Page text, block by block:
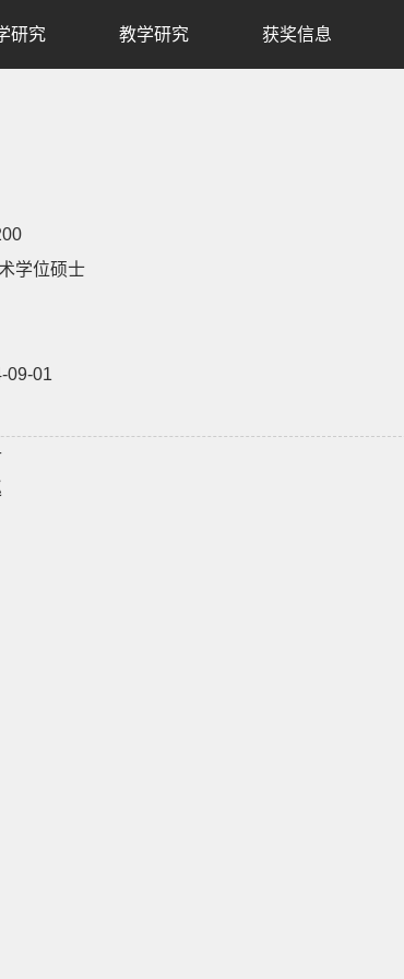
研究 教学研究 获奖信息
学位硕士
09-01